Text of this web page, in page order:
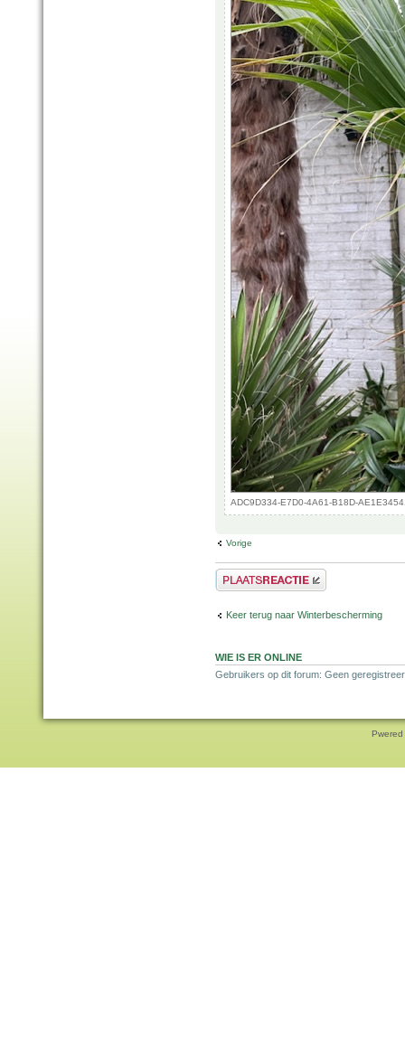
ADC9D334-E7D0-4A61-B18D-
Vorige
Plaats een reactie
Keer terug naar Winterbescherming
WIE IS ER ONLINE
Gebruikers op dit forum: Geen